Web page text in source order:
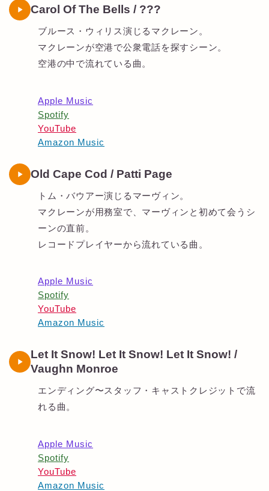
Carol Of The Bells / ???
ブルース・ウィリス演じるマクレーン。
マクレーンが空港で公衆電話を探すシーン。
空港の中で流れている曲。
Apple Music
Spotify
YouTube
Amazon Music
Old Cape Cod / Patti Page
トム・バウアー演じるマーヴィン。
マクレーンが用務室で、マーヴィンと初めて会うシ
ーンの直前。
レコードプレイヤーから流れている曲。
Apple Music
Spotify
YouTube
Amazon Music
Let It Snow! Let It Snow! Let It Snow! /
Vaughn Monroe
エンディング〜スタッフ・キャストクレジットで流
れる曲。
Apple Music
Spotify
YouTube
Amazon Music